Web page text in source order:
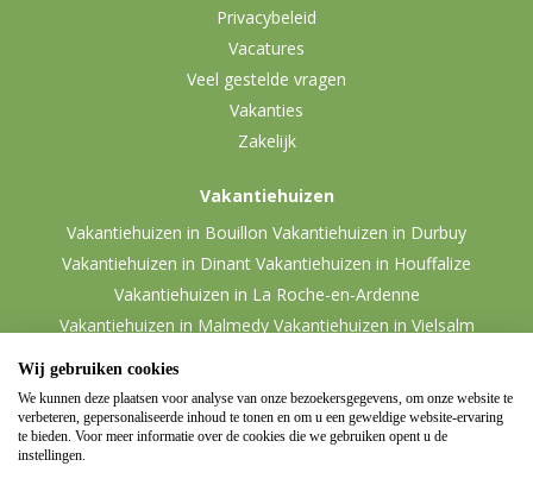
Privacybeleid
Vacatures
Veel gestelde vragen
Vakanties
Zakelijk
Vakantiehuizen
Vakantiehuizen in Bouillon Vakantiehuizen in Durbuy
Vakantiehuizen in Dinant Vakantiehuizen in Houffalize
Vakantiehuizen in La Roche-en-Ardenne
Vakantiehuizen in Malmedy Vakantiehuizen in Vielsalm
Wij gebruiken cookies
We kunnen deze plaatsen voor analyse van onze bezoekersgegevens, om onze website te
verbeteren, gepersonaliseerde inhoud te tonen en om u een geweldige website-ervaring
te bieden. Voor meer informatie over de cookies die we gebruiken opent u de
instellingen.